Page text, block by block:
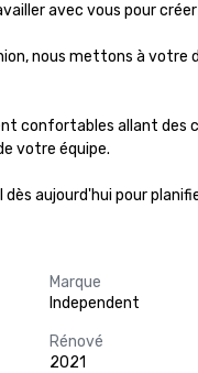
avec vous pour créer
nous mettons à
confortables allant des
votre équipe.
aujourd'hui pour
Marque
Independent
Rénové
2021